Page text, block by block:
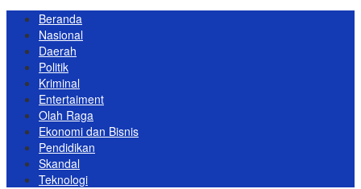
Beranda
Nasional
Daerah
Politik
Kriminal
Entertaiment
Olah Raga
Ekonomi dan Bisnis
Pendidikan
Skandal
Teknologi